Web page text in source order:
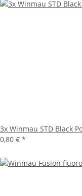
3x Winmau STD Black
0,80 € *